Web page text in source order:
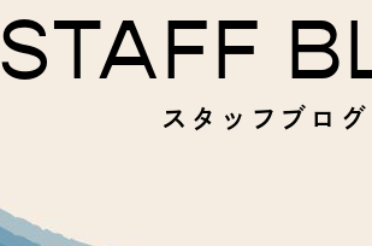
STAFF
スタッフブログ